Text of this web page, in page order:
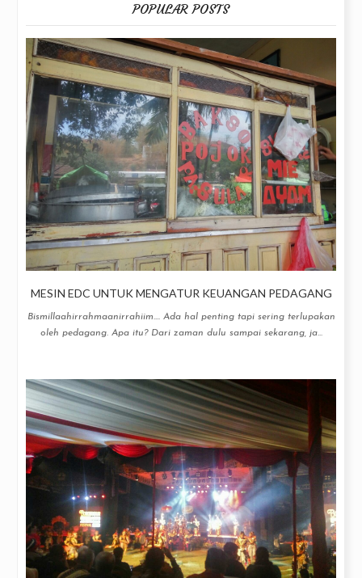
POPULAR POSTS
MESIN EDC UNTUK MENGATUR KEUANGAN PEDAGANG
Bismillaahirrahmaanirrahiim.... Ada hal penting tapi sering terlupakan
oleh pedagang. Apa itu? Dari zaman dulu sampai sekarang, ja...